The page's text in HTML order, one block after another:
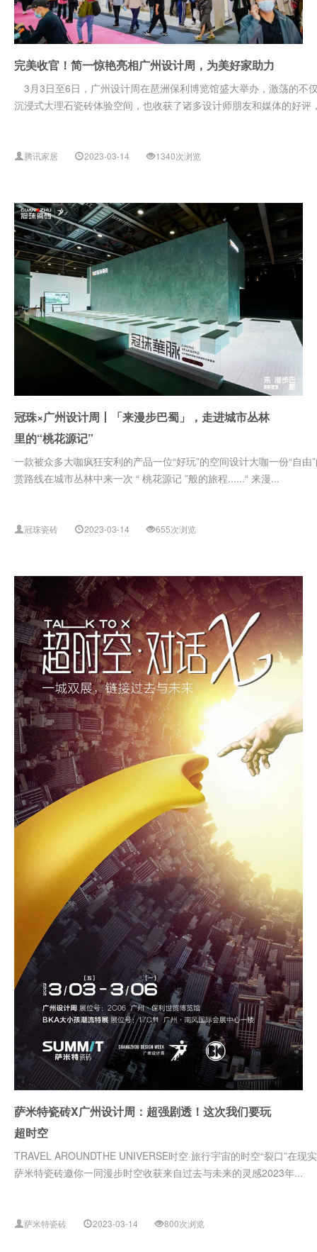
完美收官！简一惊艳亮相广州设计周，为美好家助力
3月3日至6日，广州设计周在琶洲保利博览馆盛大举办，激荡的不
沉浸式大理石瓷砖体验空间，也收获了诸多设计师朋友和媒体的好评
腾讯家居 2023-03-14 1340次浏览
冠珠×广州设计周丨「来漫步巴蜀」，走进城市丛林
里的“桃花源记”
一款被众多大咖疯狂安利的产品一位“好玩”的空间设计大咖一份“自
赏路线在城市丛林中来一次 “ 桃花源记 ”般的旅程......“ 来漫...
冠珠瓷砖 2023-03-14 655次浏览
萨米特瓷砖X广州设计周：超强剧透！这次我们要玩
超时空
TRAVEL AROUNDTHE UNIVERSE时空·旅行宇宙的时空“裂口”在
萨米特瓷砖邀你一同漫步时空收获来自过去与未来的灵感2023年...
萨米特瓷砖 2023-03-14 800次浏览